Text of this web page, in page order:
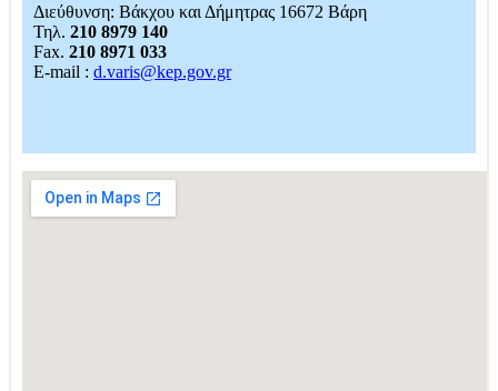
Διεύθυνση: Βάκχου και Δήμητρας 16672 Βάρη
Τηλ. 210 8979 140
Fax. 210 8971 033
E-mail : d.varis@kep.gov.gr